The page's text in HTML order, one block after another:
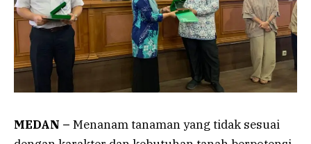
MEDAN – Menanam tanaman yang tidak sesuai